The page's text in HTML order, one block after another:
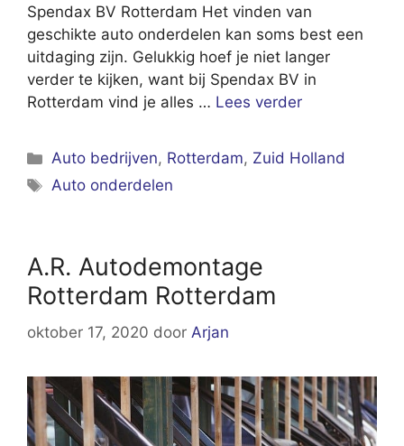
Spendax BV Rotterdam Het vinden van
geschikte auto onderdelen kan soms best een
uitdaging zijn. Gelukkig hoef je niet langer
verder te kijken, want bij Spendax BV in
Rotterdam vind je alles … Lees verder
Categorieën
Auto bedrijven, Rotterdam, Zuid Holland
Tags
Auto onderdelen
A.R. Autodemontage
Rotterdam Rotterdam
oktober 17, 2020 door Arjan